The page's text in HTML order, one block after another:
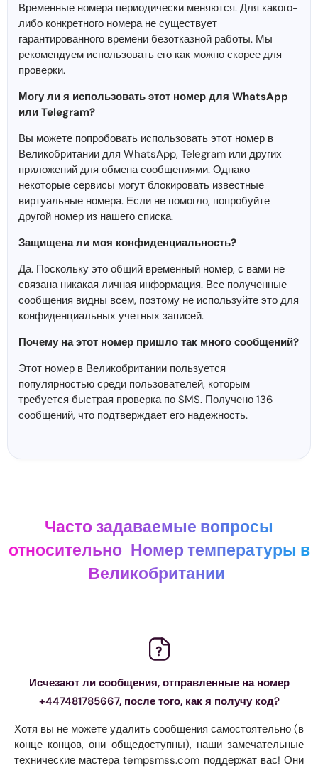
Временные номера периодически меняются. Для какого-
либо конкретного номера не существует
гарантированного времени безотказной работы. Мы
рекомендуем использовать его как можно скорее для
проверки.
Могу ли я использовать этот номер для WhatsApp
или Telegram?
Вы можете попробовать использовать этот номер в
Великобритании для WhatsApp, Telegram или других
приложений для обмена сообщениями. Однако
некоторые сервисы могут блокировать известные
виртуальные номера. Если не помогло, попробуйте
другой номер из нашего списка.
Защищена ли моя конфиденциальность?
Да. Поскольку это общий временный номер, с вами не
связана никакая личная информация. Все полученные
сообщения видны всем, поэтому не используйте это для
конфиденциальных учетных записей.
Почему на этот номер пришло так много сообщений?
Этот номер в Великобритании пользуется
популярностью среди пользователей, которым
требуется быстрая проверка по SMS. Получено 136
сообщений, что подтверждает его надежность.
Часто задаваемые вопросы
относительно Номер температуры в
Великобритании
Исчезают ли сообщения, отправленные на номер
+447481785667, после того, как я получу код?
Хотя вы не можете удалить сообщения самостоятельно (в
конце концов, они общедоступны), наши замечательные
технические мастера tempsmss.com поддержат вас! Они